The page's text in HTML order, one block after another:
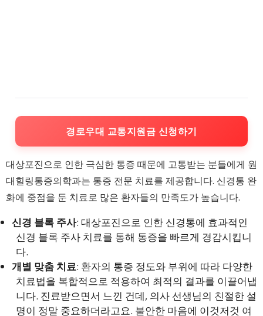
경로우대 교통지원금 신청하기
대상포진으로 인한 극심한 통증 때문에 고통받는 분들에게 원
대힐링통증의학과는 통증 전문 치료를 제공합니다. 신경통 완
화에 중점을 둔 치료로 많은 환자들의 만족도가 높습니다.
신경 블록 주사: 대상포진으로 인한 신경통에 효과적인
신경 블록 주사 치료를 통해 통증을 빠르게 경감시킵니
다.
개별 맞춤 치료: 환자의 통증 정도와 부위에 따라 다양한
치료법을 복합적으로 적용하여 최적의 결과를 이끌어냅
니다. 진료받으면서 느낀 건데, 의사 선생님의 친절한 설
명이 정말 중요하더라고요. 불안한 마음에 이것저것 여